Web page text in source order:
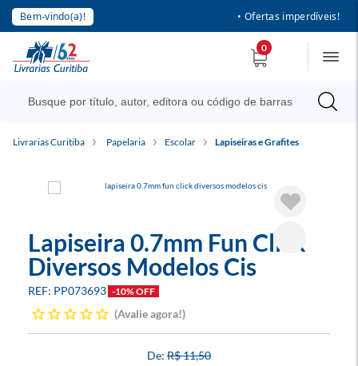
Bem-vindo(a)! • Ofertas imperdíveis!
0
Livrarias Curitiba Papelaria Escolar Lapiseiras e Grafites
Lapiseira 0.7mm Fun Click
Diversos Modelos Cis
PP073693 -10% OFF
Avalie agora!
R$ 11,50